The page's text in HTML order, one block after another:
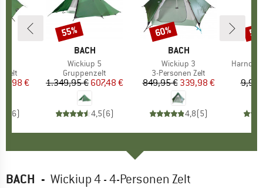
Zelt
Preis
€
6)
MARKE
BACH
Artikel
Wickiup 5
Produktgruppe
Gruppenzelt
Preis
1.349,95 €reduzierter Preis
607,48 €
4,5(6)
Rabatt
55%
MARKE
BACH
Artikel
Wickiup 3
Produktgruppe
3-Personen Zelt
Preis
849,95 € reduzierter Preis
339,98 €
4,8(5)
Rabatt
60%
Artikel
9,95
BACH - Wickiup 4 - 4-Personen Zelt